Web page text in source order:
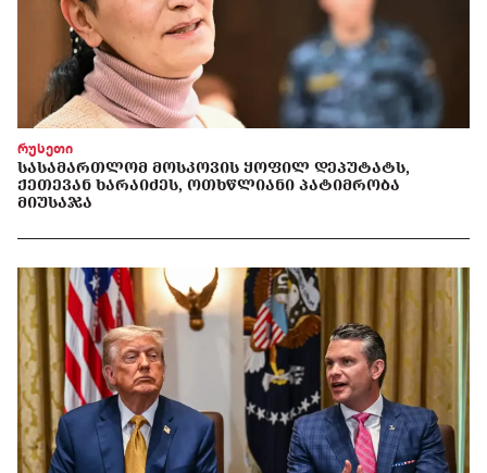
რუსეთი
ᲡᲐᲡᲐᲛᲐᲠᲗᲚᲝᲛ ᲛᲝᲡᲙᲝᲕᲘᲡ ᲧᲝᲤᲘᲚ ᲓᲔᲞᲣᲢᲐᲢᲡ,
ᲥᲔᲗᲔᲕᲐᲜ ᲮᲐᲠᲐᲘᲫᲔᲡ, ᲝᲗᲮᲬᲚᲘᲐᲜᲘ ᲞᲐᲢᲘᲛᲠᲝᲑᲐ
ᲛᲘᲣᲡᲐᲯᲐ